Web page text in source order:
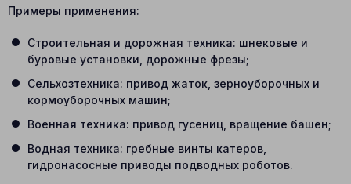
Примеры применения:
Строительная и дорожная техника: шнековые и
буровые установки, дорожные фрезы;
Сельхозтехника: привод жаток, зерноуборочных и
кормоуборочных машин;
Военная техника: привод гусениц, вращение башен;
Водная техника: гребные винты катеров,
гидронасосные приводы подводных роботов.